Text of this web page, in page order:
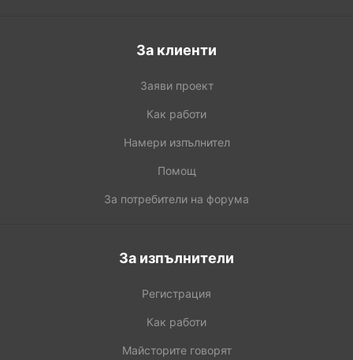
За клиенти
Заяви проект
Как работи
Намери изпълнител
Помощ
За потребители на форума
За изпълнители
Регистрация
Как работи
Майсторите говорят